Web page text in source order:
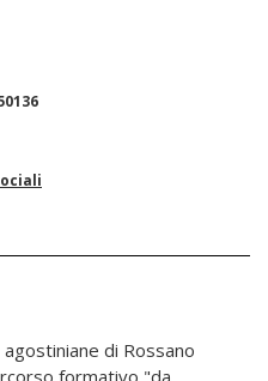
di Rossano
formativo "da